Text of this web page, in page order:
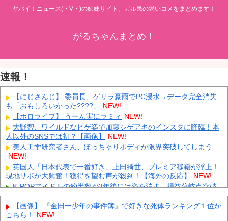
ヤバイ！ニュース(・∀・)の姉妹サイト。ガル民の鋭いコメをまとめます！
がるちゃんまとめ！
速報！
【にじさんじ】 委員長、ゲリラ豪雨でPC浸水→データ完全消失
も「おもしろいかった????」
NEW!
【ホロライブ】 うーん実にラミィ NEW!
大野智、ワイルドなヒゲ姿で加藤シゲアキのインスタに降臨！本
人以外のSNSでは初？【画像】
NEW!
美人工学研究者さん、ぽっちゃりボディが限界突破してしまう
NEW!
英国人「日本代表で一番好き」上田綺世、プレミア移籍が浮上！
現地サポが大興奮！獲得を望む声が殺到！【海外の反応】
NEW!
K-POPアイドルの約半数が3年後には姿を消す…損益分岐点突破
は4％未満 NEW!
ついに国産ヒューマノイド登場、人手不足深刻化の医療・製造現
場などでの活用想定！
【画像】 『金田一少年の事件簿』で好きな死体ランキング１位が
こちら！
NEW!